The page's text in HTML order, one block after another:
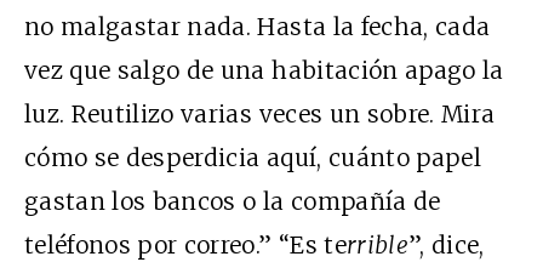
no malgastar nada. Hasta la fecha, cada
vez que salgo de una habitación apago la
luz. Reutilizo varias veces un sobre. Mira
cómo se desperdicia aquí, cuánto papel
gastan los bancos o la compañía de
teléfonos por correo.” “Es terrible”, dice,